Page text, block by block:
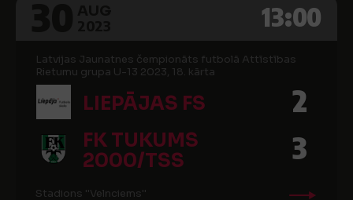
13:00
Latvijas Jaunatnes čempionāts futbolā Attīstības
Rietumu grupa U-13 2023, 18. kārta
LIEPĀJAS FS 2
FK TUKUMS
2000/TSS
3
Stadions ''Velnciems''